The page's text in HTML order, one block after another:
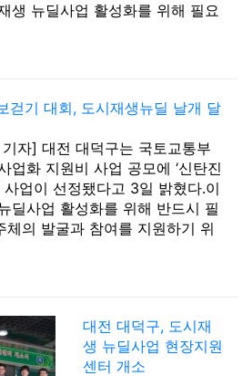
생 뉴딜사업 활성화를 위해 필요
걷기 대회, 도시재생뉴딜 날개 달
자] 대전 대덕구는 국토교통부
업화 지원비 사업 공모에 ‘신탄진
사업이 선정됐다고 3일 밝혔다.이
딜사업 활성화를 위해 반드시 필
체의 발굴과 참여를 지원하기 위
대전 대덕구, 도시재
생 뉴딜사업 현장지원
센터 개소